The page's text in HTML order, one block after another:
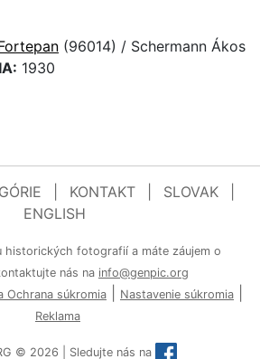
(96014) / Schermann Ákos
1930
KONTAKT SLOVAK
ENGLISH
historických fotografií a máte záujem o
nás na info@genpic.org
Ochrana súkromia
Nastavenie súkromia
Reklama
© 2026 | Sledujte nás na